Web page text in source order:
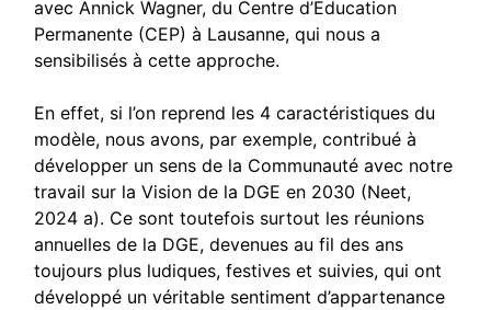
avec Annick Wagner, du Centre d’Education
Permanente (CEP) à Lausanne, qui nous a
sensibilisés à cette approche.
En effet, si l’on reprend les 4 caractéristiques du
modèle, nous avons, par exemple, contribué à
développer un sens de la Communauté avec notre
travail sur la Vision de la DGE en 2030 (Neet,
2024 a). Ce sont toutefois surtout les réunions
annuelles de la DGE, devenues au fil des ans
toujours plus ludiques, festives et suivies, qui ont
développé un véritable sentiment d’appartenance